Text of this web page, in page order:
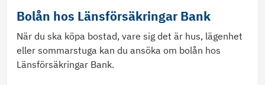
Bolån hos Länsförsäkringar Bank
När du ska köpa bostad, vare sig det är hus, lägenhet
eller sommarstuga kan du ansöka om bolån hos
Länsförsäkringar Bank.